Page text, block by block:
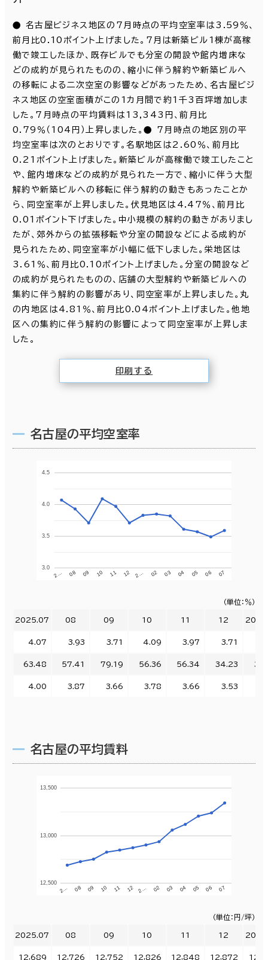
● 名古屋ビジネス地区の7月時点の平均空室率は3.59％、
前月比0.10ポイント上げました。7月は新築ビル1棟が高稼
働で竣工したほか、既存ビルでも分室の開設や館内増床な
どの成約が見られたものの、縮小に伴う解約や新築ビルへ
の移転による二次空室の影響などがあったため、名古屋ビジ
ネス地区の空室面積がこの1カ月間で約1千3百坪増加しま
した。7月時点の平均賃料は13,343円、前月比
0.79％（104円）上昇しました。● 7月時点の地区別の平
均空室率は次のとおりです。名駅地区は2.60％、前月比
0.21ポイント上げました。新築ビルが高稼働で竣工したこと
や、館内増床などの成約が見られた一方で、縮小に伴う大型
解約や新築ビルへの移転に伴う解約の動きもあったことか
ら、同空室率が上昇しました。伏見地区は4.47％、前月比
0.01ポイント下げました。中小規模の解約の動きがありまし
たが、郊外からの拡張移転や分室の開設などによる成約が
見られたため、同空室率が小幅に低下しました。栄地区は
3.61％、前月比0.10ポイント上げました。分室の開設など
の成約が見られたものの、店舗の大型解約や新築ビルへの
集約に伴う解約の影響があり、同空室率が上昇しました。丸
の内地区は4.81％、前月比0.04ポイント上げました。他地
区への集約に伴う解約の影響によって同空室率が上昇しま
した。
印刷する
名古屋の平均空室率
2… 08 09 10 11 12 2… 02 03 04 05 06 07
3.0
3.5
4.0
4.5
（単位：％）
2025.07 08 09 10 11 12
4.07 3.93 3.71 4.09 3.97 3.71
63.48 57.41 79.19 56.36 56.34 34.23
4.00 3.87 3.66 3.78 3.66 3.53
名古屋の平均賃料
2… 08 09 10 11 12 2… 02 03 04 05 06 07
12,500
13,000
13,500
（単位：円/坪）
2025.07 08 09 10 11 12
12,689 12,726 12,752 12,826 12,848 12,872